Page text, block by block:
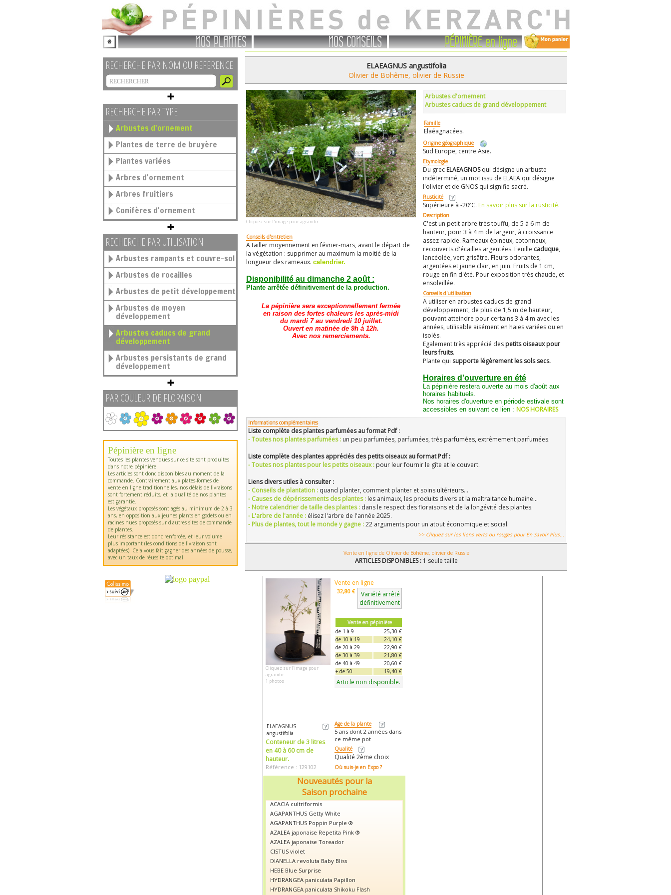
NOS PLANTES NOS CONSEILS PÉPINIÈRE en ligne
RECHERCHE PAR NOM OU REFERENCE
RECHERCHE PAR TYPE
Arbustes d'ornement
Plantes de terre de bruyère
Plantes variées
Arbres d'ornement
Arbres fruitiers
Conifères d'ornement
RECHERCHE PAR UTILISATION
Arbustes rampants et couvre-sol
Arbustes de rocailles
Arbustes de petit développement
Arbustes de moyen
développement
Arbustes caducs de grand
développement
Arbustes persistants de grand
développement
PAR COULEUR DE FLORAISON
Pépinière en ligne
Toutes les plantes vendues sur ce site sont produites
dans notre pépinière.
Les articles sont donc disponibles au moment de la
commande. Contrairement aux plates-formes de
vente en ligne traditionnelles, nos délais de livraisons
sont fortement réduits, et la qualité de nos plantes
est garantie.
Les végétaux proposés sont agés au minimum de 2 à 3
ans, en opposition aux jeunes plants en godets ou en
racines nues proposés sur d'autres sites de commande
de plantes.
Leur résistance est donc renforcée, et leur volume
plus important (les conditions de livraison sont
adaptées). Cela vous fait gagner des années de pousse,
avec un taux de réussite optimal.
ELAEAGNUS angustifolia
Olivier de Bohême, olivier de Russie
Cliquez sur l'image pour agrandir
Conseils d'entretien
A tailler moyennement en février-mars, avant le départ de
la végétation : supprimer au maximum la moitié de la
longueur des rameaux. calendrier.
Disponibilité au dimanche 2 août :
Plante arrêtée définitivement de la production.
La pépinière sera exceptionnellement fermée
en raison des fortes chaleurs les après-midi
du mardi 7 au vendredi 10 juillet.
Ouvert en matinée de 9h à 12h.
Avec nos remerciements.
Arbustes d'ornement
Arbustes caducs de grand développement
Famille
Elaéagnacées.
Origine géographique
Sud Europe, centre Asie.
Etymologie
Du grec ELAEAGNOSqui désigne un arbuste
indéterminé, un mot issu de ELAEA qui désigne
l'olivier et de GNOS qui signifie sacré.
Rusticité
Supérieure à -20ºC. En savoir plus sur la rusticité.
Description
C'est un petit arbre très touffu, de 5 à 6 m de
hauteur, pour 3 à 4 m de largeur, à croissance
assez rapide. Rameaux épineux, cotonneux,
recouverts d'écailles argentées. Feuille caduque,
lancéolée, vert grisâtre. Fleurs odorantes,
argentées et jaune clair, en juin. Fruits de 1 cm,
rouge en fin d'été. Pour exposition très chaude, et
ensoleillée.
Conseils d'utilisation
A utiliser en arbustes caducs de grand
développement, de plus de 1,5 m de hauteur,
pouvant atteindre pour certains 3 à 4 m avec les
années, utilisable aisément en haies variées ou en
isolés.
Egalement très apprécié des petits oiseaux pour
leurs fruits.
Plante qui supporte légèrement les sols secs.
Horaires d'ouverture en été
La pépinière restera ouverte au mois d'août aux
horaires habituels.
Nos horaires d'ouverture en période estivale sont
accessibles en suivant ce lien : NOS HORAIRES
Informations complémentaires
Liste complète des plantes parfumées au format Pdf :
- Toutes nos plantes parfumées : un peu parfumées, parfumées, très parfumées, extrêmement parfumées.
Liste complète des plantes appréciés des petits oiseaux au format Pdf :
- Toutes nos plantes pour les petits oiseaux : pour leur fournir le gîte et le couvert.
Liens divers utiles à consulter :
- Conseils de plantation : quand planter, comment planter et soins ultérieurs...
- Causes de dépérissements des plantes : les animaux, les produits divers et la maltraitance humaine...
- Notre calendrier de taille des plantes : dans le respect des floraisons et de la longévité des plantes.
- L'arbre de l'année : élisez l'arbre de l'année 2025.
- Plus de plantes, tout le monde y gagne :22 arguments pour un atout économique et social.
>> Cliquez sur les liens verts ou rouges pour En Savoir Plus...
Vente en ligne de Olivier de Bohême, olivier de Russie
ARTICLES DISPONIBLES : 1 seule taille
Cliquez sur l'image pour
agrandir
1 photos
Vente en ligne
32,80 €
Variété arrêté
définitivement
Vente en pépinière
de 1 à 9
25,30 €
de 10 à 19
24,10 €
de 20 à 29
22,90 €
de 30 à 39
21,80 €
de 40 à 49
20,60 €
+ de 50
19,40 €
Article non disponible.
ELAEAGNUS
angustifolia
Conteneur de 3 litres
en 40 à 60 cm de
hauteur.
Référence : 129102
Age de la plante
5 ans dont 2 années dans
ce même pot
Qualité
Qualité 2ème choix
Où suis-je en Expo ?
Nouveautés pour la
Saison prochaine
ACACIA cultriformis
AGAPANTHUS Getty White
AGAPANTHUS Poppin Purple ®
AZALEA japonaise Repetita Pink ®
AZALEA japonaise Toreador
CISTUS violet
DIANELLA revoluta Baby Bliss
HEBE Blue Surprise
HYDRANGEA paniculata Papillon
HYDRANGEA paniculata Shikoku Flash